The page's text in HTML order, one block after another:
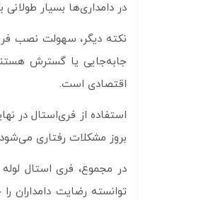
در دامداری‌ها بسیار
جابه‌جایی یا گسترش
اقتصادی است.
استفاده از فری‌استال در
بروز مشکلات رفتاری
توانسته رضایت دامداران